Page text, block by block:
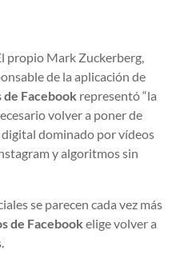
propio Mark Zuckerberg,
de la aplicación de
de Facebook representó “la
volver a poner de
digital dominado por vídeos
y algoritmos sin
se parecen cada vez más
de Facebook elige volver a